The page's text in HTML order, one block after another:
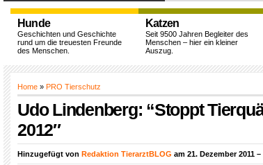
Hunde
Geschichten und Geschichte
rund um die treuesten Freunde
des Menschen.
Katzen
Seit 9500 Jahren Begleiter des
Menschen – hier ein kleiner
Auszug.
Home » PRO Tierschutz
Udo Lindenberg: “Stoppt
2012″
Hinzugefügt von Redaktion TierarztBLOG am 21. Dezember 2011 –